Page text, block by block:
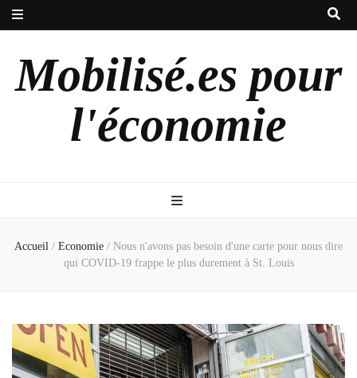
Mobilisé.es pour
l'économie
Accueil / Economie / Nous n'avons pas besoin d'une carte pour nous dire
qui COVID-19 frappe le plus durement à St. Louis